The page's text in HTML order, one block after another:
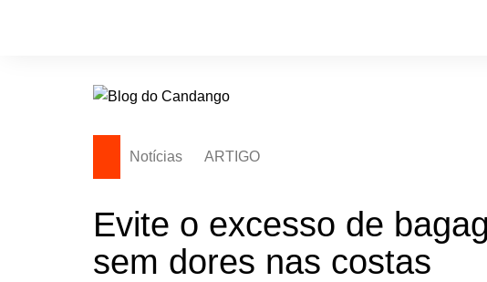
Notícias ARTIGO
Evite o excesso de
sem dores nas costas